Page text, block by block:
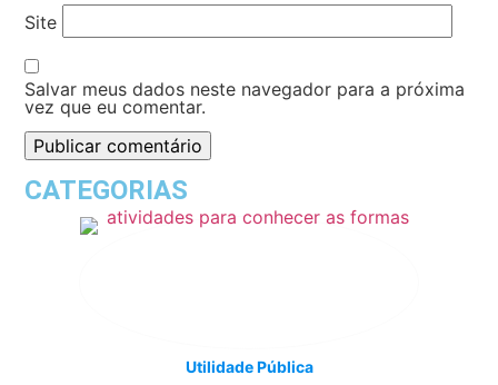
Site
Salvar meus dados neste navegador para a próxima
vez que eu comentar.
CATEGORIAS
Utilidade Pública